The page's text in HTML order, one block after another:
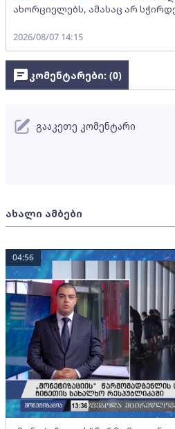
ახორციელებს, ამასაც არ
2026/08/07 14:15
ახალი ამბები
04:56
კომენტარები: (0)
გააკეთე კომენტარი